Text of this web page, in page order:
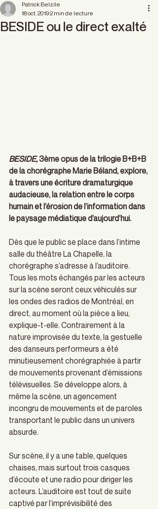
BESIDE ou le direct exalté
Patrick Belzile
18 oct. 20192 min de lecture
BESIDE, 3ème opus de la trilogie B+B+B
de la chorégraphe Marie Béland, explore,
à travers une écriture dramaturgique
audacieuse, la relation entre le corps
humain et l’érosion de l’information dans
le paysage médiatique d’aujourd’hui.
Dès que le public se place dans l’intime
salle du théâtre La Chapelle, la
chorégraphe s’adresse à l’auditoire.
Tous les mots échangés par les acteurs
sur la scène seront ceux véhiculés sur
les ondes des radios de Montréal, en
direct, au moment où la pièce a lieu,
explique-t-elle. Contrairement à la
nature improvisée du texte, la gestuelle
des danseurs performeurs a été
minutieusement chorégraphiée à partir
de mouvements provenant d’émissions
télévisuelles. Se développe alors, à
même la scène, un agencement
incongru de mouvements et de paroles
transportant le public dans un univers
absurde.
Sur scène, il y a une table, quelques
chaises, mais surtout trois casques
d’écoute et une radio pour diriger les
acteurs. L’auditoire est tout de suite
captivé par l’imprévisibilité des